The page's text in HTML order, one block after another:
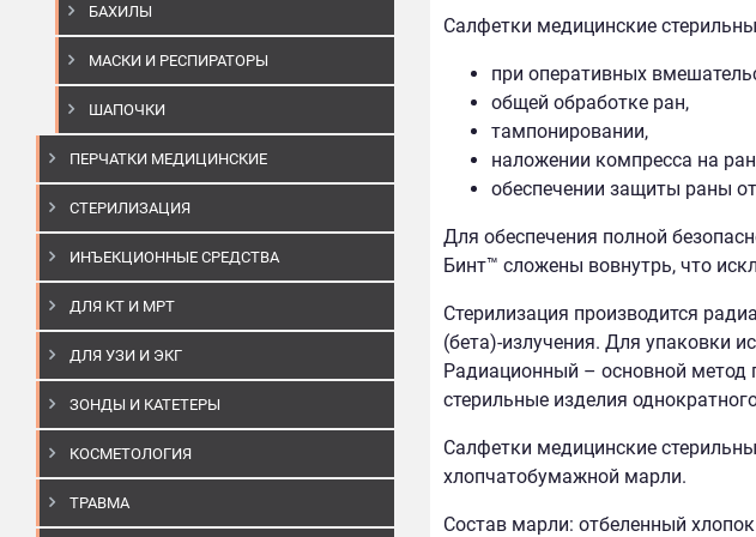
БАХИЛЫ
МАСКИ И РЕСПИРАТОРЫ
ШАПОЧКИ
ПЕРЧАТКИ МЕДИЦИНСКИЕ
СТЕРИЛИЗАЦИЯ
ИНЪЕКЦИОННЫЕ СРЕДСТВА
ДЛЯ КТ И МРТ
ДЛЯ УЗИ И ЭКГ
ЗОНДЫ И КАТЕТЕРЫ
КОСМЕТОЛОГИЯ
ТРАВМА
Салфетки медицинские
при оперативных
общей об­работке ран,
тампонировании,
наложении компресса на
обеспечении защиты раны
Для обеспечения полной
Бинт™ сложены вовнутрь, что
Стерилизация производится
(бета)-излучения. Для упаковки
Радиационный – основной метод
стерильные изделия
Салфетки медицинские
хлопчатобумажной марли.
Состав марли: отбеленный